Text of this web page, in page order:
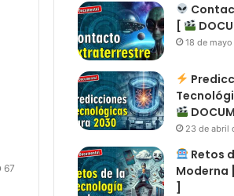
67
[
18 de
23 de abril
Retos
Moderna
]